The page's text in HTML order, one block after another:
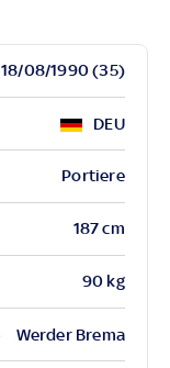
18/08/1990 (35)
DEU
Portiere
187 cm
90 kg
Werder Brema